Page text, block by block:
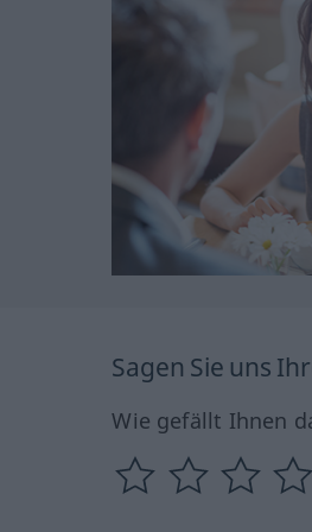
Sagen Sie uns
Wie gefällt Ihnen